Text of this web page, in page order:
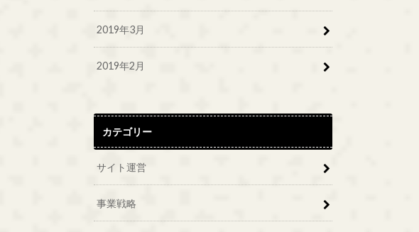
2019年3月
2019年2月
カテゴリー
サイト運営
事業戦略